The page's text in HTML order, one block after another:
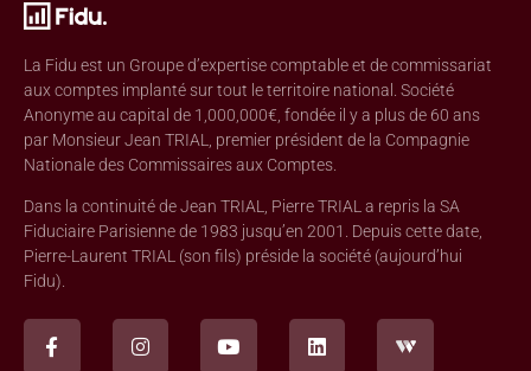
La Fidu est un Groupe d’expertise comptable et de commissariat
aux comptes implanté sur tout le territoire national. Société
Anonyme au capital de 1,000,000€, fondée il y a plus de 60 ans
par Monsieur Jean TRIAL, premier président de la Compagnie
Nationale des Commissaires aux Comptes.
Dans la continuité de Jean TRIAL, Pierre TRIAL a repris la SA
Fiduciaire Parisienne de 1983 jusqu’en 2001. Depuis cette date,
Pierre-Laurent TRIAL (son fils) préside la société (aujourd’hui
Fidu).